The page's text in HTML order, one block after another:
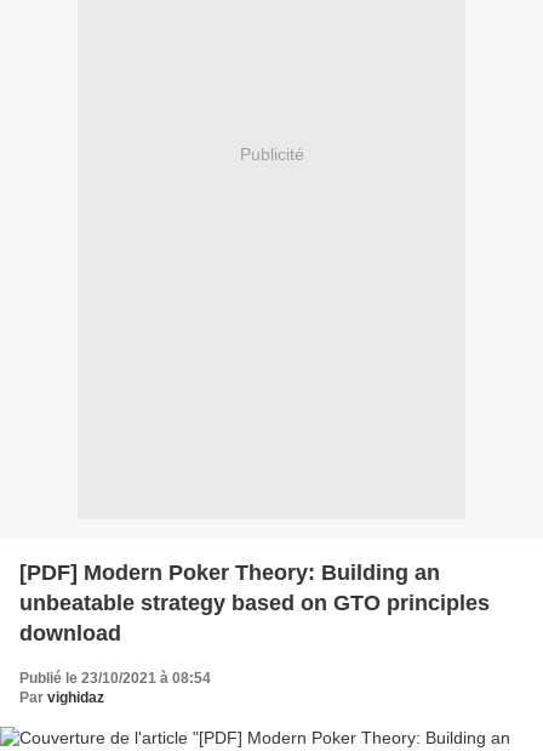
Publicité
[PDF] Modern Poker Theory: Building an
unbeatable strategy based on GTO principles
download
Publié le 23/10/2021 à 08:54
Par vighidaz